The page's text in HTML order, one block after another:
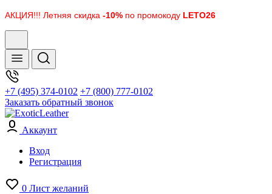
АКЦИЯ!!! Летняя скидка -10% по промокоду LETO26
+7 (495) 374-0102 +7 (800) 777-0102
Заказать обратный звонок
Аккаунт
Вход
Регистрация
0 Лист желаний